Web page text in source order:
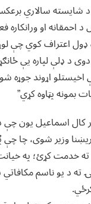
شایسته سالاري
او ورانکاره
ډول اعتراف کوي چې
د ډلې لپاره یې
اخیستلو اړوند
پټاوه کړي”
کال اسماعیل یون
وزیر شوی، چا
خدمت کړئ؛ په
ته د یو ناسم